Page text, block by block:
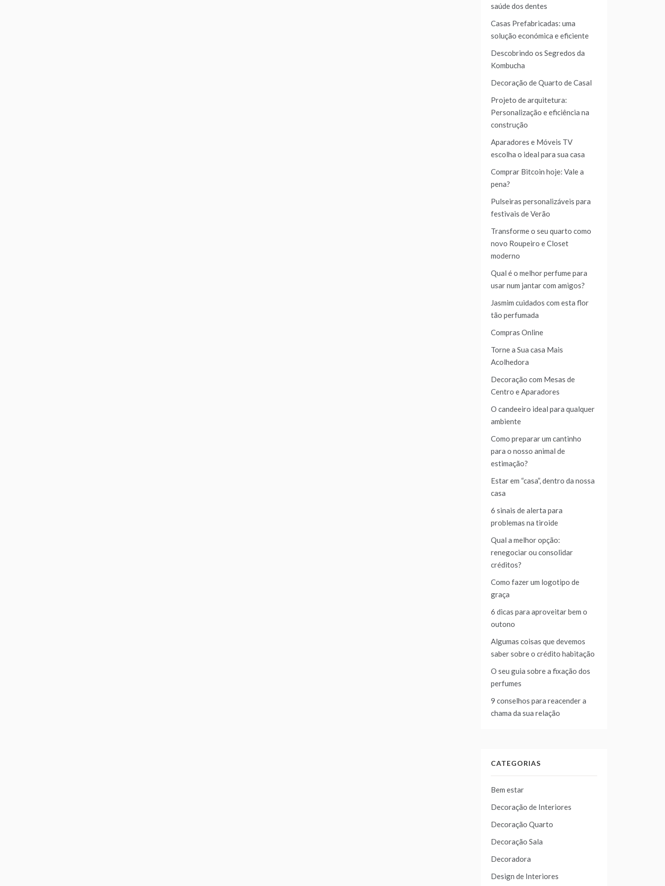
saúde dos dentes
Casas Prefabricadas: uma
solução económica e eficiente
Descobrindo os Segredos da
Kombucha
Decoração de Quarto de Casal
Projeto de arquitetura:
Personalização e eficiência na
construção
Aparadores e Móveis TV
escolha o ideal para sua casa
Comprar Bitcoin hoje: Vale a
pena?
Pulseiras personalizáveis para
festivais de Verão
Transforme o seu quarto como
novo Roupeiro e Closet
moderno
Qual é o melhor perfume para
usar num jantar com amigos?
Jasmim cuidados com esta flor
tão perfumada
Compras Online
Torne a Sua casa Mais
Acolhedora
Decoração com Mesas de
Centro e Aparadores
O candeeiro ideal para qualquer
ambiente
Como preparar um cantinho
para o nosso animal de
estimação?
Estar em “casa”, dentro da nossa
casa
6 sinais de alerta para
problemas na tiroide
Qual a melhor opção:
renegociar ou consolidar
créditos?
Como fazer um logotipo de
graça
6 dicas para aproveitar bem o
outono
Algumas coisas que devemos
saber sobre o crédito habitação
O seu guia sobre a fixação dos
perfumes
9 conselhos para reacender a
chama da sua relação
CATEGORIAS
Bem estar
Decoração de Interiores
Decoração Quarto
Decoração Sala
Decoradora
Design de Interiores